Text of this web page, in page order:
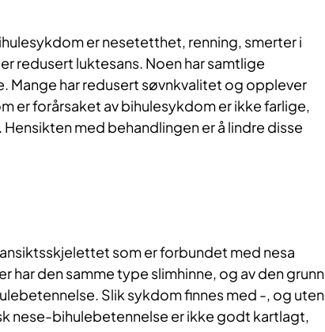
er nesetetthet, renning, smerter i
redusert luktesans. Noen har samtlige
Mange har redusert søvnkvalitet og opplever
er forårsaket av bihulesykdom er ikke farlige,
med behandlingen er å lindre disse
som er forbundet med nesa
har den samme type slimhinne, og av den grunn
Slik sykdom finnes med -, og uten
nese-bihulebetennelse er ikke godt kartlagt,